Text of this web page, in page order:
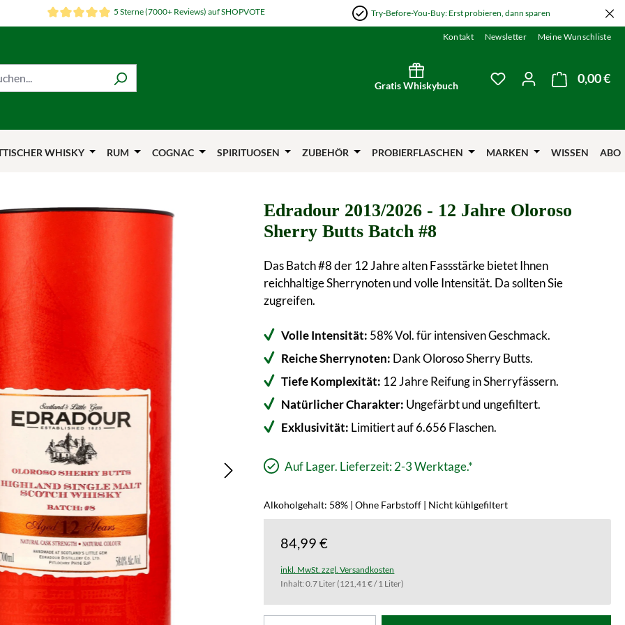
5 Sterne (7000+ Reviews) auf SHOPVOTE Try-Before-You-Buy: Erst probieren, dann sparen
Kontakt Newsletter Meine Wunschliste
Gratis Whiskybuch
Du hast 0 Produkte
0,00 €
WHISKY RUM COGNAC SPIRITUOSEN ZUBEHÖR PROBIERFLASCHEN MARKEN WISSEN ABO
Edradour 2013/2026 - 12 Jahre Oloroso
Sherry Butts Batch #8
Das Batch #8 der 12 Jahre alten Fassstärke bietet Ihnen
reichhaltige Sherrynoten und volle Intensität. Da sollten Sie
zugreifen.
Volle Intensität: 58% Vol. für intensiven Geschmack.
Reiche Sherrynoten: Dank Oloroso Sherry Butts.
Tiefe Komplexität: 12 Jahre Reifung in Sherryfässern.
Natürlicher Charakter: Ungefärbt und ungefiltert.
Exklusivität: Limitiert auf 6.656 Flaschen.
Auf Lager. Lieferzeit: 2-3 Werktage.*
Alkoholgehalt: 58% | Ohne Farbstoff | Nicht kühlgefiltert
84,99 €
inkl. MwSt. zzgl. Versandkosten
Inhalt:0.7 Liter(121,41 € / 1 Liter)